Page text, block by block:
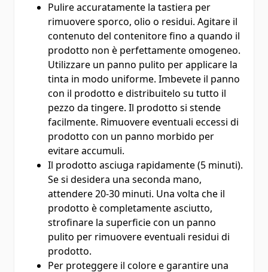
Pulire accuratamente la tastiera per
rimuovere sporco, olio o residui. Agitare il
contenuto del contenitore fino a quando il
prodotto non è perfettamente omogeneo.
Utilizzare un panno pulito per applicare la
tinta in modo uniforme. Imbevete il panno
con il prodotto e distribuitelo su tutto il
pezzo da tingere. Il prodotto si stende
facilmente. Rimuovere eventuali eccessi di
prodotto con un panno morbido per
evitare accumuli.
Il prodotto asciuga rapidamente (5 minuti).
Se si desidera una seconda mano,
attendere 20-30 minuti. Una volta che il
prodotto è completamente asciutto,
strofinare la superficie con un panno
pulito per rimuovere eventuali residui di
prodotto.
Per proteggere il colore e garantire una